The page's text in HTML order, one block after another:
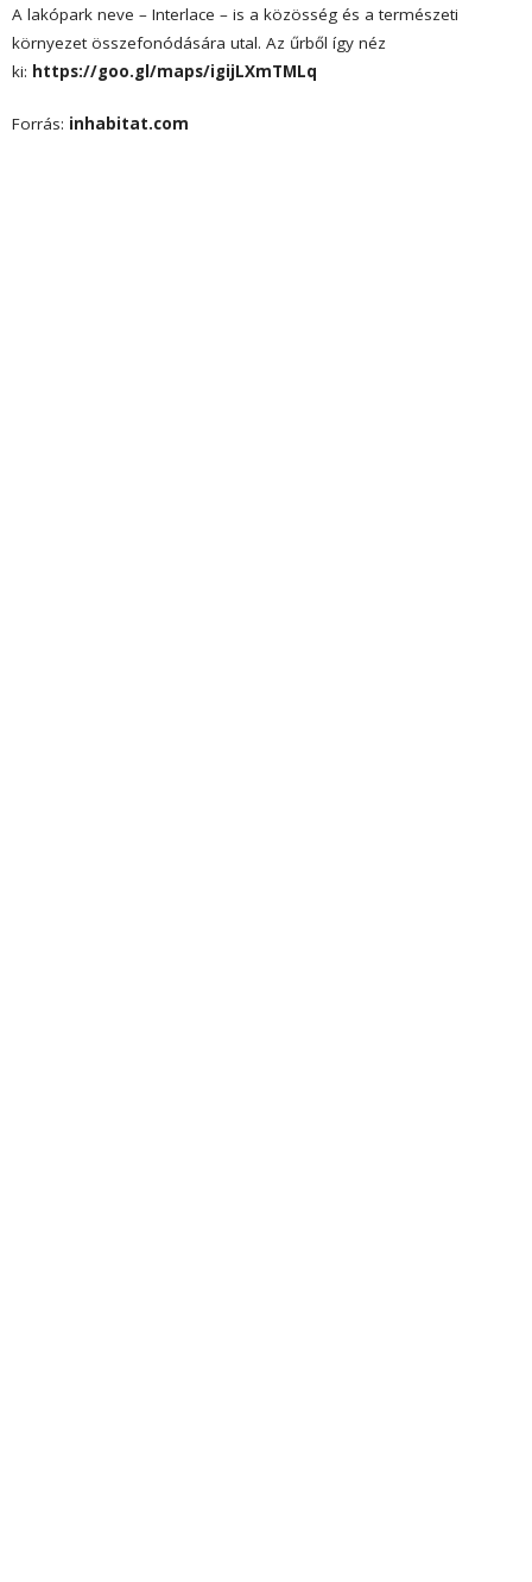
A lakópark neve – Interlace – is a közösség és a természeti
környezet összefonódására utal. Az űrből így néz
ki: https://goo.gl/maps/igijLXmTMLq
Forrás: inhabitat.com